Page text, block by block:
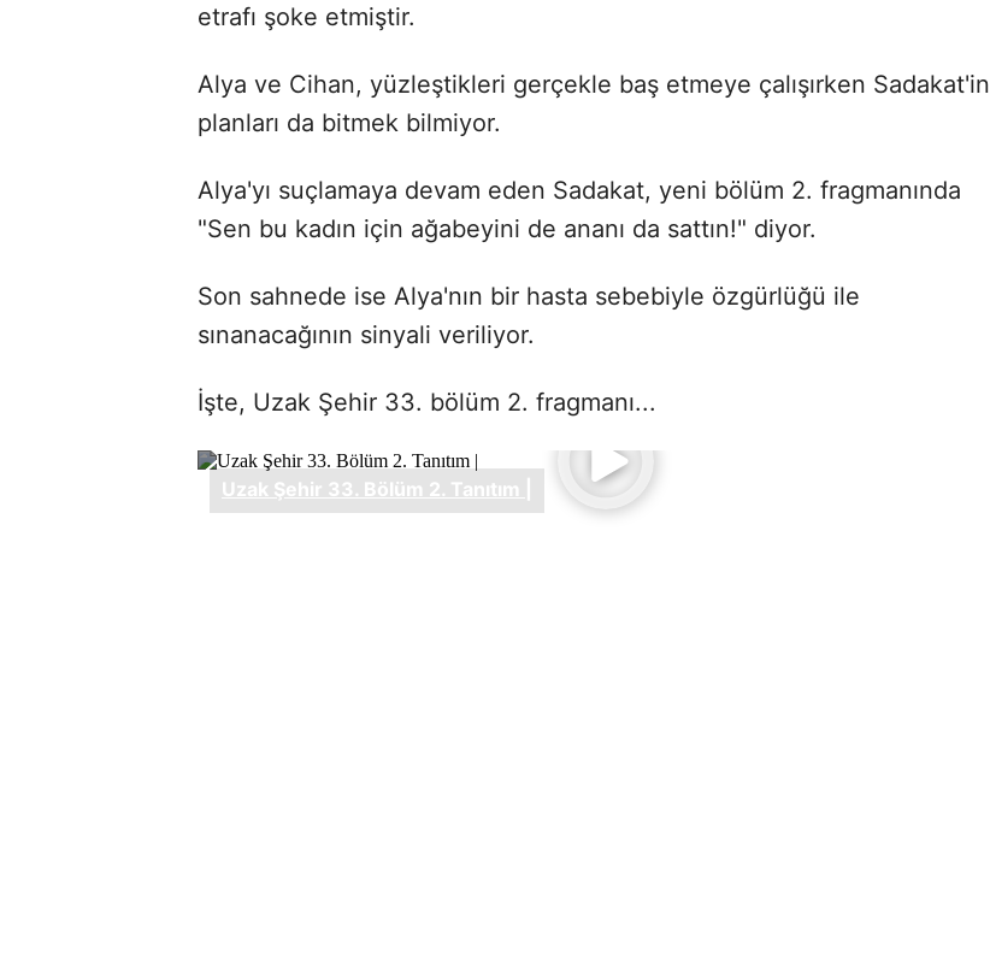
etrafı şoke etmiştir.
Alya ve Cihan, yüzleştikleri gerçekle baş etmeye çalışırken Sadakat'in
planları da bitmek bilmiyor.
Alya'yı suçlamaya devam eden Sadakat, yeni bölüm 2. fragmanında
"Sen bu kadın için ağabeyini de ananı da sattın!" diyor.
Son sahnede ise Alya'nın bir hasta sebebiyle özgürlüğü ile
sınanacağının sinyali veriliyor.
İşte, Uzak Şehir 33. bölüm 2. fragmanı...